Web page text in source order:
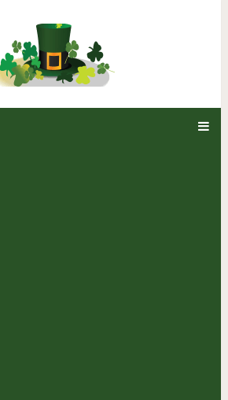
Мужчина спас собаку из